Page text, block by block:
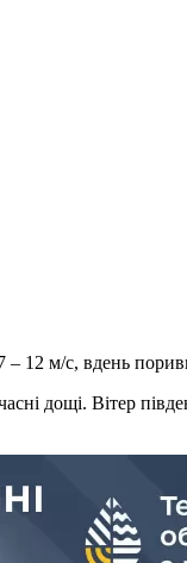
12 м/с, вдень
дощі. Вітер